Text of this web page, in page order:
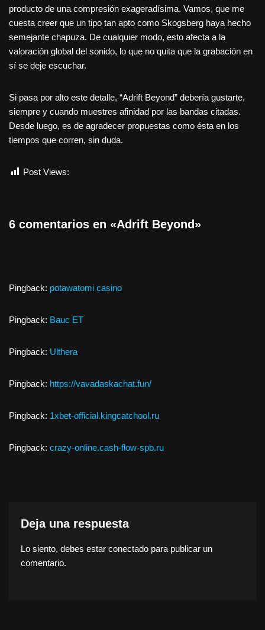
producto de una compresión exageradísima. Vamos, que me
cuesta creer que un tipo tan apto como Skogsberg haya hecho
semejante chapuza. De cualquier modo, esto afecta a la
valoración global del sonido, lo que no quita que la grabación en
sí se deje escuchar.
Si pasa por alto este detalle, “Adrift Beyond” debería gustarte,
siempre y cuando muestres afinidad por las bandas citadas.
Desde luego, es de agradecer propuestas como ésta en los
tiempos que corren, sin duda.
Post Views:
6 comentarios en «Adrift Beyond»
Pingback: potawatomi casino
Pingback: Bauc ET
Pingback: Ulthera
Pingback: https://vavadaskachat.fun/
Pingback: 1xbet-official.kingcatchool.ru
Pingback: crazy-online.cash-flow-spb.ru
Deja una respuesta
Lo siento, debes estar conectado para publicar un
comentario.